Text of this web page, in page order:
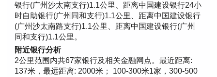
银行(广州沙太南支行)1.1公里、距离中国建设银行24小
时自助银行(广州同和支行)1.1公里、距离中国建设银行
(广州沙太南路支行)1.1公里、距离中国建设银行(广州
同和支行)1.1公里。
附近银行分析
2公里范围内共67家银行及相关金融网点。最近距离:
137米，最远距离: 2000米； 100-300米1家，300-500